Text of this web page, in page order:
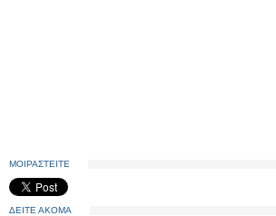
ΜΟΙΡΑΣΤΕΙΤΕ
ΔΕΙΤΕ ΑΚΟΜΑ